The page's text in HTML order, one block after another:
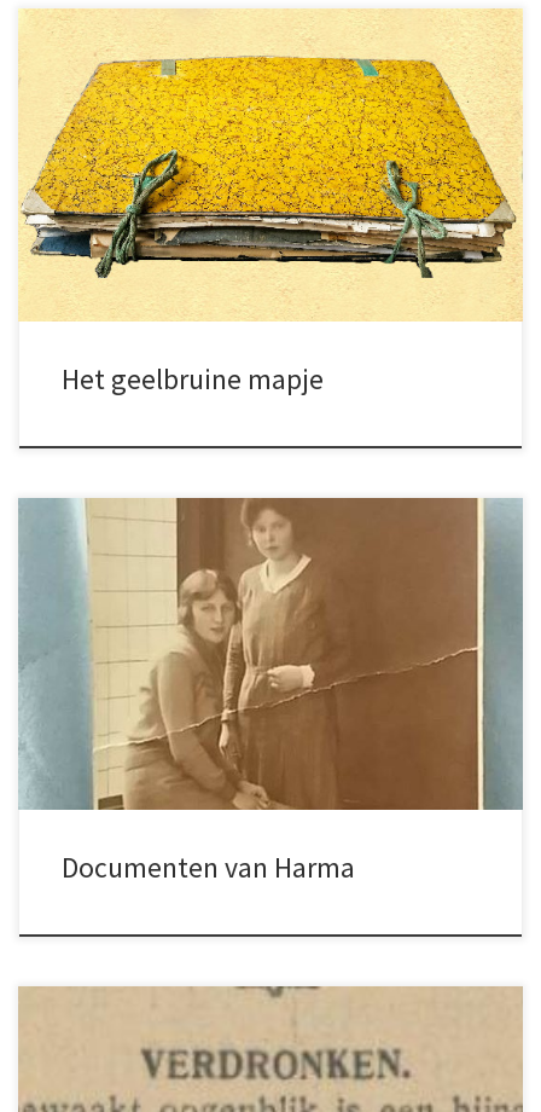
Onduidelijk wanneer het mapje in gebruik is
genomen maar op een zekere dag moet
iemand hebben gedacht: de geschiedenis van
de familie Smit op Schokland is zo boeiend,
laat ik een mapje kopen en daar al die
documenten in bewaren. Sommige
documenten zijn in slechte staat, vrijwel
onleesbaar en vallen […]
Het geelbruine mapje
Prachtige serie documenten en foto’s
gerelateerd aan SmitSchokland, verzameld
en opgestuurd door Harma. Bijvoorbeeld een
brief van juffrouw Witkop. Links op de
“featured image” staat Harma’s moeder,
Trientje Smit.
Documenten van Harma
www.delpher.nl. Er zitten pareltjes bij: Het
“sodemieter” proces verbaal 1923 Johannes